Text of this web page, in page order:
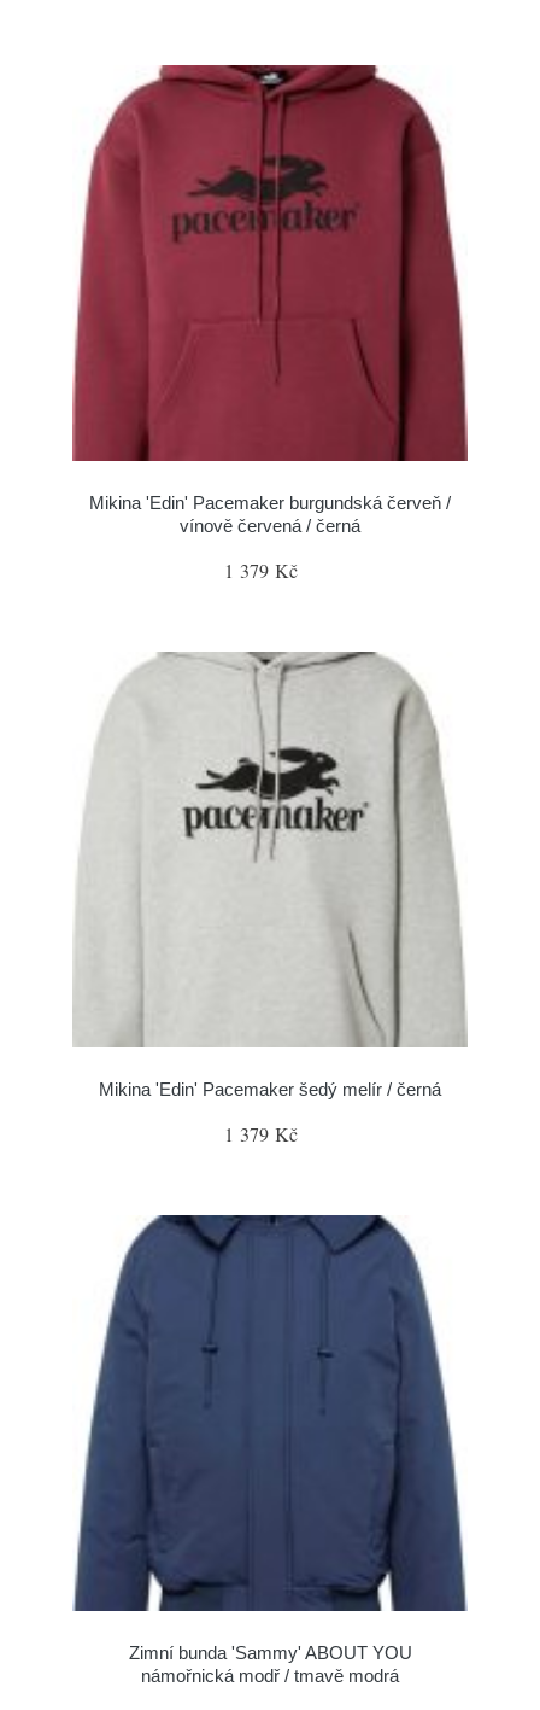
Mikina 'Edin' Pacemaker burgundská červeň /
vínově červená / černá
1 379 Kč
Mikina 'Edin' Pacemaker šedý melír / černá
1 379 Kč
Zimní bunda 'Sammy' ABOUT YOU
námořnická modř / tmavě modrá